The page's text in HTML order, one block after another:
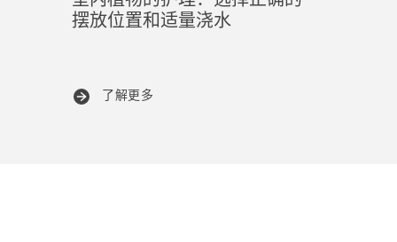
摆放位置和适量浇水
了解更多